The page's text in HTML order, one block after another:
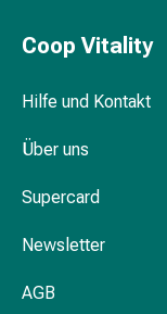
Pflege
Coop Vitality
Hilfe und Kontakt
Über uns
Supercard
Newsletter
AGB